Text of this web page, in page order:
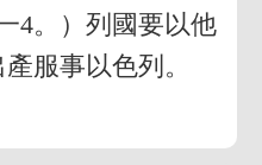
4。）列國要以他
服事以色列。